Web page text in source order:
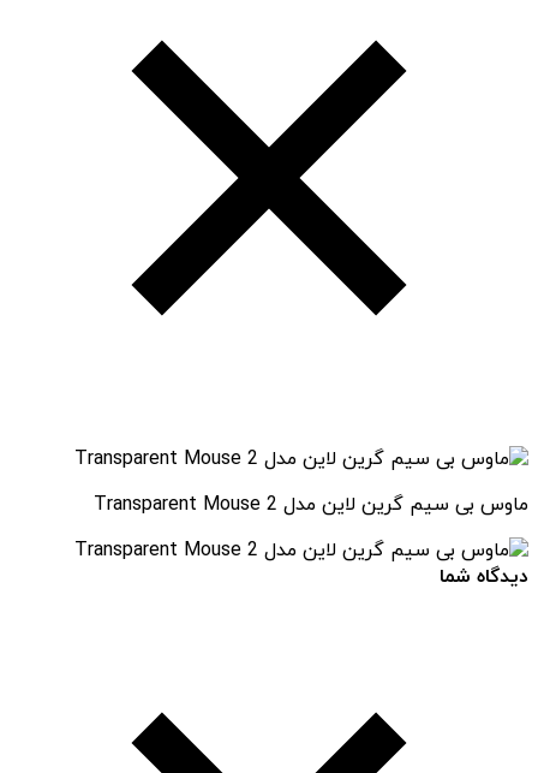
ماوس بی سیم گرین لاین مدل Transparent Mouse 2
دیدگاه شما